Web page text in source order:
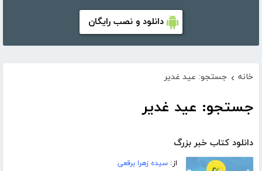
دانلود و نصب رایگان
خانه › جستجو: عید غدیر
جستجو: عید غدیر
دانلود کتاب خبر بزرگ
از:سیده زهرا برقعی